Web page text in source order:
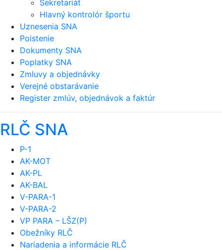
Sekretariát
Hlavný kontrolór športu
Uznesenia SNA
Poistenie
Dokumenty SNA
Poplatky SNA
Zmluvy a objednávky
Verejné obstarávanie
Register zmlúv, objednávok a faktúr
RLČ SNA
P-1
AK-MOT
AK-PL
AK-BAL
V-PARA-1
V-PARA-2
VP PARA – LŠZ(P)
Obežníky RLČ
Nariadenia a informácie RLČ